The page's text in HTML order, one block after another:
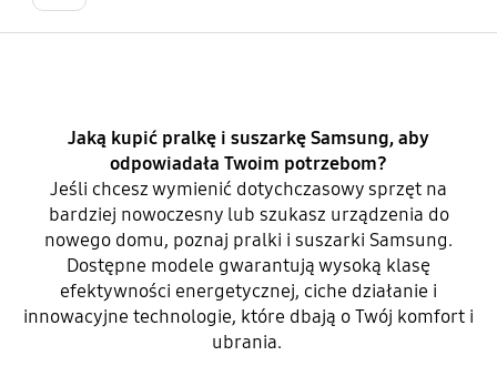
Jaką kupić pralkę i suszarkę Samsung, aby
odpowiadała Twoim potrzebom?
Jeśli chcesz wymienić dotychczasowy sprzęt na
bardziej nowoczesny lub szukasz urządzenia do
nowego domu, poznaj pralki i suszarki Samsung.
Dostępne modele gwarantują wysoką klasę
efektywności energetycznej, ciche działanie i
innowacyjne technologie, które dbają o Twój komfort i
ubrania.